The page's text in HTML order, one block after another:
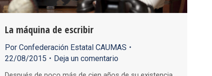
La máquina de escribir
Por Confederación Estatal CAUMAS
22/08/2015
Deja un comentario